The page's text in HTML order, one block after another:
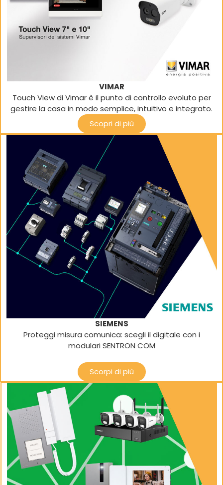
VIMAR
Touch View di Vimar è il punto di controllo evoluto per
gestire la casa in modo semplice, intuitivo e integrato.
Scopri di più
SIEMENS
Proteggi misura comunica: scegli il digitale con i
modulari SENTRON COM
Scorpi di più